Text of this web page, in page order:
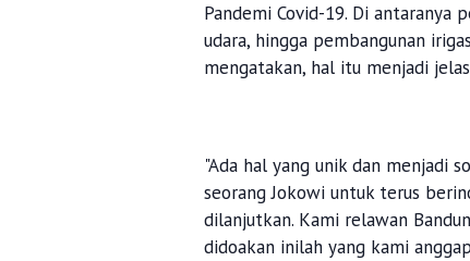
Pandemi Covid-19. Di antaranya
udara, hingga pembangunan
mengatakan, hal itu menjadi
"Ada hal yang unik dan menjadi
seorang Jokowi untuk terus
dilanjutkan. Kami relawan
didoakan inilah yang kami